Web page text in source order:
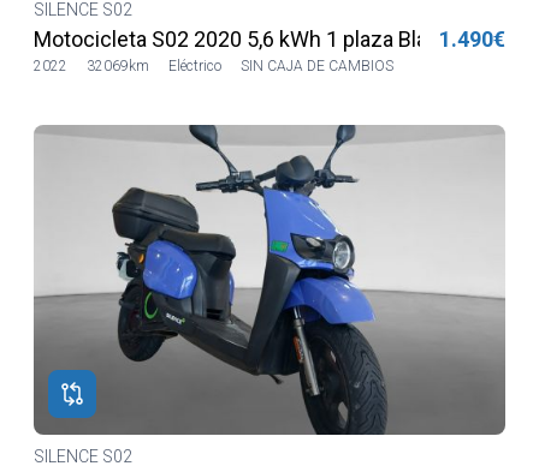
SILENCE S02
Motocicleta S02 2020 5,6 kWh 1 plaza Blanca
2022 32069km Eléctrico SIN CAJA DE CAMBIOS
1.490€
SILENCE S02